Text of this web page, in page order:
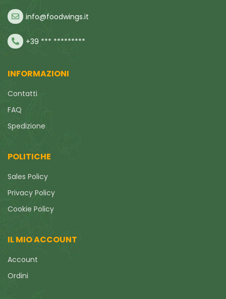
info@foodwings.it
+39 *** *********
INFORMAZIONI
Contatti
FAQ
Spedizione
POLITICHE
Sales Policy
Privacy Policy
Cookie Policy
IL MIO ACCOUNT
Account
Ordini